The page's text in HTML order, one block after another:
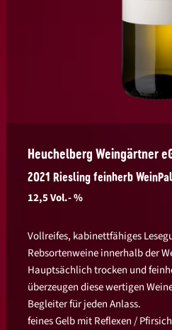
Heuchelberg Weingärtner
2021 Riesling feinherb
12,5 Vol.- %
Vollreifes, kabinettfähiges
Rebsortenweine innerhalb der
Hauptsächlich trocken und
überzeugen diese wertigen
Begleiter für jeden Anlass.
feines Gelb mit Reflexen /